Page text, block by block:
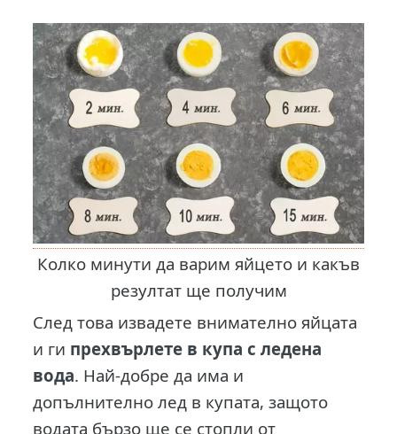
Колко минути да варим яйцето и какъв
резултат ще получим
След това извадете внимателно яйцата
и ги прехвърлете в купа с ледена
вода. Най-добре да има и
допълнително лед в купата, защото
водата бързо ще се стопли от